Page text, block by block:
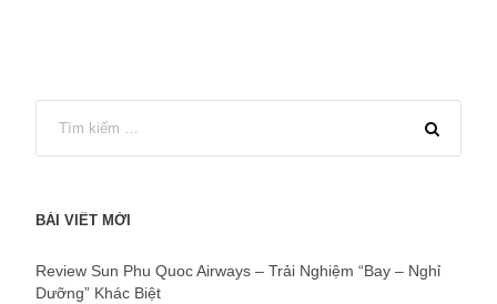
BÀI VIẾT MỚI
Review Sun Phu Quoc Airways – Trải Nghiệm “Bay – Nghỉ
Dưỡng” Khác Biệt